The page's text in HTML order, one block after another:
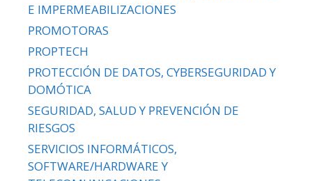
E IMPERMEABILIZACIONES
PROMOTORAS
PROPTECH
PROTECCIÓN DE DATOS, CYBERSEGURIDAD Y
DOMÓTICA
SEGURIDAD, SALUD Y PREVENCIÓN DE
RIESGOS
SERVICIOS INFORMÁTICOS,
SOFTWARE/HARDWARE Y